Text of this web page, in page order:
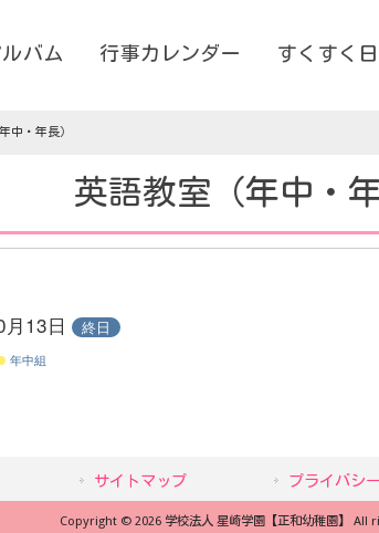
バム 行事カレンダー すくすく
中・年長）
英語教室（年中・年
13日 終日
年中組
サイトマップ プライバシ
Copyright © 2026 学校法人 星崎学園【正和幼稚園】 All